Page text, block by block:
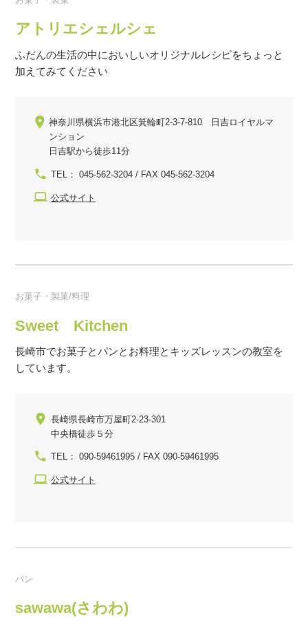
アトリエシェルシェ
ふだんの生活の中においしいオリジナルレシピをちょっと
加えてみてください
神奈川県横浜市港北区箕輪町2-3-7-810 日吉ロイヤルマ
ンション
日吉駅から徒歩11分
TEL： 045-562-3204 / FAX 045-562-3204
公式サイト
お菓子・製菓/料理
Sweet Kitchen
長崎市でお菓子とパンとお料理とキッズレッスンの教室を
しています。
長崎県長崎市万屋町2-23-301
中央橋徒歩５分
TEL： 090-59461995 / FAX 090-59461995
公式サイト
パン
sawawa(さわわ)